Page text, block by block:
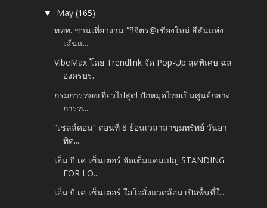
▼ May(165)
ททท. ชวนเที่ยวงาน “วิจิตร@เชียงใหม่ สีสันแห่ง
เส้นแ...
VibeMax โดย Trendlink จัด Pop-Up สุดพิเศษ ฉล
องครบร...
กรมการท่องเที่ยวไปสุด! ปักหมุดไทยเป็นศูนย์กลาง
การท...
“เชลล์ดอน” ตอนที่ 8 ย้อนเวลาล่าขุมทรัพย์ วันอา
ทิต...
เอ็ม บี เค เซ็นเตอร์ จัดเต็มแคมเปญ STANDING
FOR LO...
เอ็ม บี เค เซ็นเตอร์ ใส่ใจสิ่งแวดล้อม เปิดพื้นที่ใ...